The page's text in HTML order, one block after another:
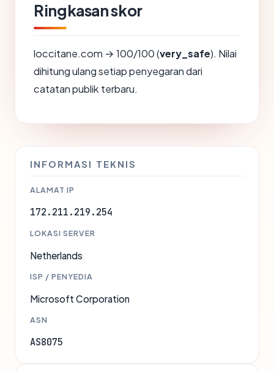
Ringkasan skor
loccitane.com → 100/100 (very_safe). Nilai
dihitung ulang setiap penyegaran dari
catatan publik terbaru.
INFORMASI TEKNIS
ALAMAT IP
172.211.219.254
LOKASI SERVER
Netherlands
ISP / PENYEDIA
Microsoft Corporation
ASN
AS8075